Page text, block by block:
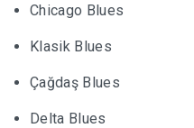
Chicago Blues
Klasik Blues
Çağdaş Blues
Delta Blues